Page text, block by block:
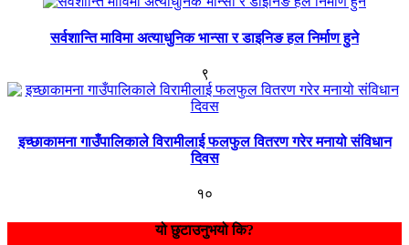
सर्वशान्ति माविमा अत्याधुनिक भान्सा र डाइनिङ हल निर्माण हुने
९
इच्छाकामना गाउँपालिकाले विरामीलाई फलफुल वितरण गरेर मनायो संविधान
दिवस
१०
यो छुटाउनुभयो कि?